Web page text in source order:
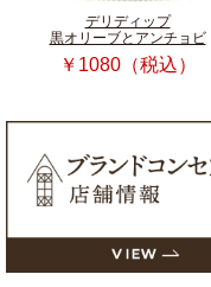
デリディップ
黒オリーブとアンチョビ
￥1080（税込）